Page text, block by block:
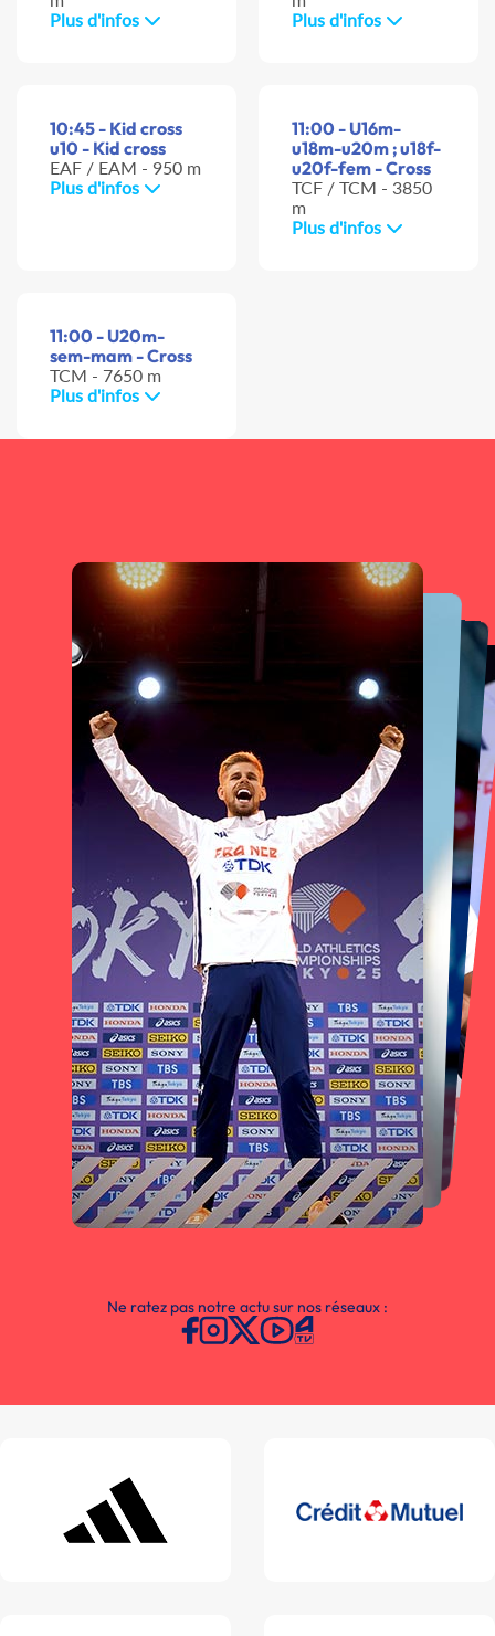
Plus d'infos
Plus d'infos
10:45 - Kid cross
u10 - Kid cross
EAF / EAM - 950 m
Plus d'infos
11:00 - U16m-
u18m-u20m ; u18f-
u20f-fem - Cross
TCF / TCM - 3850
m
Plus d'infos
11:00 - U20m-
sem-mam - Cross
TCM - 7650 m
Plus d'infos
Ne ratez pas notre actu sur nos réseaux :